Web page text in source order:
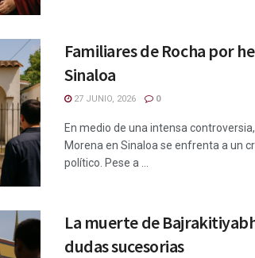
Familiares de Rocha por
Sinaloa
27 JUNIO, 2026 0
En medio de una intensa
Morena en Sinaloa se enfrenta a un
político. Pese a ...
La muerte de
dudas sucesorias